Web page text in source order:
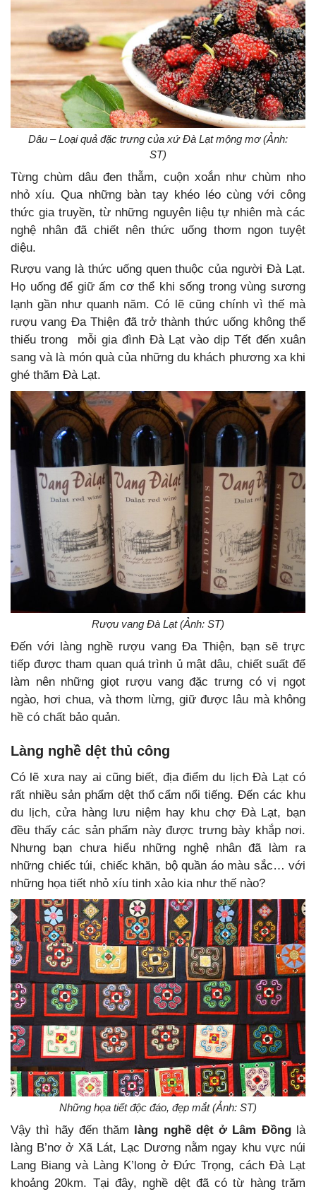
Dâu – Loại quả đặc trưng của xứ Đà Lạt mộng mơ (Ảnh:
ST)
Từng chùm dâu đen thẫm, cuộn xoắn như chùm nho
nhỏ xíu. Qua những bàn tay khéo léo cùng với công
thức gia truyền, từ những nguyên liệu tự nhiên mà các
nghệ nhân đã chiết nên thức uống thơm ngon tuyệt
diệu.
Rượu vang là thức uống quen thuộc của người Đà Lạt.
Họ uống để giữ ấm cơ thể khi sống trong vùng sương
lạnh gần như quanh năm. Có lẽ cũng chính vì thế mà
rượu vang Đa Thiện đã trở thành thức uống không thể
thiếu trong mỗi gia đình Đà Lạt vào dịp Tết đến xuân
sang và là món quà của những du khách phương xa khi
ghé thăm Đà Lạt.
Rượu vang Đà Lạt (Ảnh: ST)
Đến với làng nghề rượu vang Đa Thiện, bạn sẽ trực
tiếp được tham quan quá trình ủ mật dâu, chiết suất để
làm nên những giọt rượu vang đặc trưng có vị ngọt
ngào, hơi chua, và thơm lừng, giữ được lâu mà không
hề có chất bảo quản.
Làng nghề dệt thủ công
Có lẽ xưa nay ai cũng biết, địa điểm du lịch Đà Lạt có
rất nhiều sản phẩm dệt thổ cẩm nổi tiếng. Đến các khu
du lịch, cửa hàng lưu niệm hay khu chợ Đà Lạt, bạn
đều thấy các sản phẩm này được trưng bày khắp nơi.
Nhưng bạn chưa hiểu những nghệ nhân đã làm ra
những chiếc túi, chiếc khăn, bộ quần áo màu sắc… với
những họa tiết nhỏ xíu tinh xảo kia như thế nào?
Những họa tiết độc đáo, đẹp mắt (Ảnh: ST)
Vậy thì hãy đến thăm làng nghề dệt ở Lâm Đồnglà
làng B’nơ ở Xã Lát, Lạc Dương nằm ngay khu vực núi
Lang Biang và Làng K’long ở Đức Trọng, cách Đà Lạt
khoảng 20km. Tại đây, nghề dệt đã có từ hàng trăm